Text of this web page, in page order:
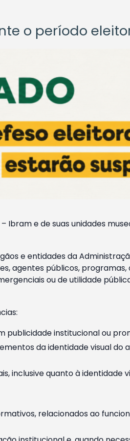
o período
Ibram e de suas unidades
e entidades da
agentes públicos, programas,
ou de utilidade
institucional ou
da identidade visual do
inclusive quanto à identidade
relacionados ao